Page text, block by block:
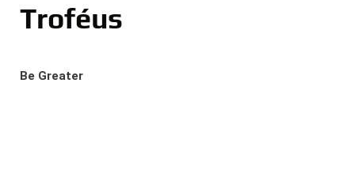
Troféus
Be Greater